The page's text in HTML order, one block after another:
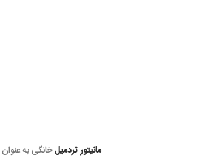
خانگی به عنوانلوازم جانبی تردمیل